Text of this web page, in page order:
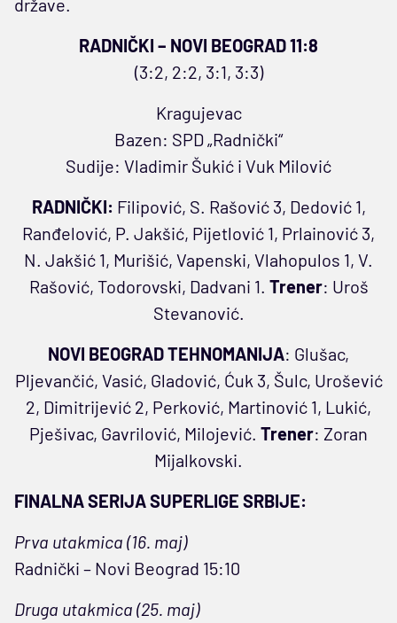
države.
RADNIČKI – NOVI BEOGRAD 11:8
(3:2, 2:2, 3:1, 3:3)
Kragujevac
Bazen: SPD „Radnički“
Sudije: Vladimir Šukić i Vuk Milović
RADNIČKI: Filipović, S. Rašović 3, Dedović 1,
Ranđelović, P. Jakšić, Pijetlović 1, Prlainović 3,
N. Jakšić 1, Murišić, Vapenski, Vlahopulos 1, V.
Rašović, Todorovski, Dadvani 1. Trener: Uroš
Stevanović.
NOVI BEOGRAD TEHNOMANIJA: Glušac,
Pljevančić, Vasić, Gladović, Ćuk 3, Šulc, Urošević
2, Dimitrijević 2, Perković, Martinović 1, Lukić,
Pješivac, Gavrilović, Milojević. Trener: Zoran
Mijalkovski.
FINALNA SERIJA SUPERLIGE SRBIJE:
Prva utakmica (16. maj)
Radnički – Novi Beograd 15:10
Druga utakmica (25. maj)